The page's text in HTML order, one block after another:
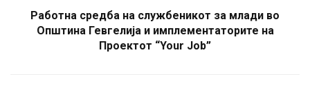
Работна средба на службеникот за млади во
Општина Гевгелија и имплементаторите на
Проектот “Your Job”